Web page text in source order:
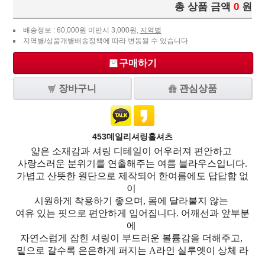
총 상품 금액 0 원
배송정보 : 60,000원 미만시 3,000원, 지역별
지역별/상품개별배송정책에 따라 변동될 수 있습니다
구매하기
장바구니 관심상품
453데일리셔링훌셔츠
얇은 소재감과 셔링 디테일이 어우러져 편안하고
사랑스러운 분위기를 연출해주는 여름 블라우스입니다.
가볍고 산뜻한 원단으로 제작되어 한여름에도 답답함 없
이
시원하게 착용하기 좋으며, 몸에 달라붙지 않는
여유 있는 핏으로 편안하게 입어집니다. 어깨선과 앞부분
에
자연스럽게 잡힌 셔링이 부드러운 볼륨감을 더해주고,
밑으로 갈수록 은은하게 퍼지는 A라인 실루엣이 상체 라